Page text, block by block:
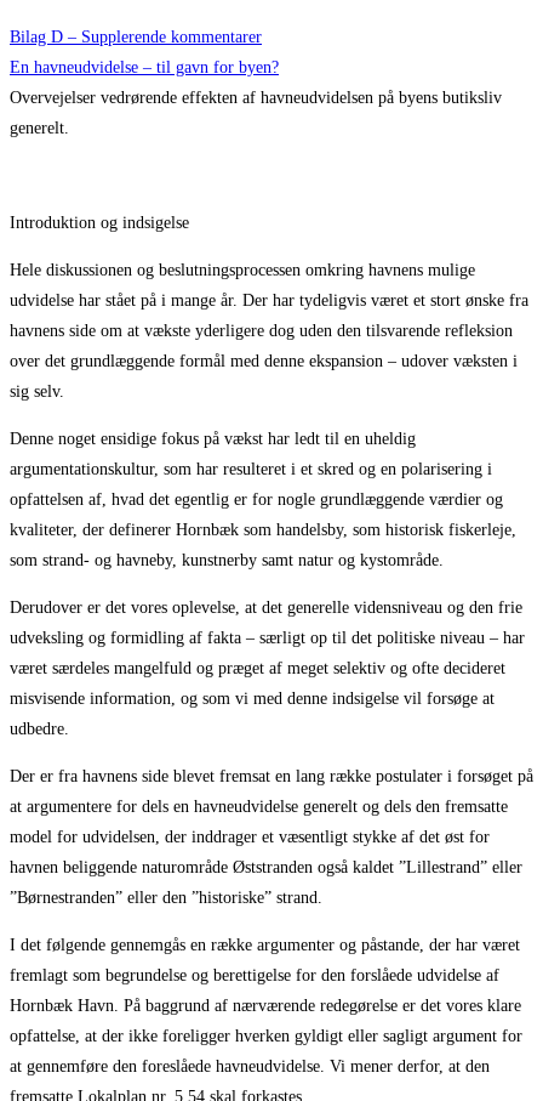
Bilag D – Supplerende kommentarer
En havneudvidelse – til gavn for byen?
Overvejelser vedrørende effekten af havneudvidelsen på byens butiksliv
generelt.
Introduktion og indsigelse
Hele diskussionen og beslutningsprocessen omkring havnens mulige
udvidelse har stået på i mange år. Der har tydeligvis været et stort ønske fra
havnens side om at vækste yderligere dog uden den tilsvarende refleksion
over det grundlæggende formål med denne ekspansion – udover væksten i
sig selv.
Denne noget ensidige fokus på vækst har ledt til en uheldig
argumentationskultur, som har resulteret i et skred og en polarisering i
opfattelsen af, hvad det egentlig er for nogle grundlæggende værdier og
kvaliteter, der definerer Hornbæk som handelsby, som historisk fiskerleje,
som strand- og havneby, kunstnerby samt natur og kystområde.
Derudover er det vores oplevelse, at det generelle vidensniveau og den frie
udveksling og formidling af fakta – særligt op til det politiske niveau – har
været særdeles mangelfuld og præget af meget selektiv og ofte decideret
misvisende information, og som vi med denne indsigelse vil forsøge at
udbedre.
Der er fra havnens side blevet fremsat en lang række postulater i forsøget på
at argumentere for dels en havneudvidelse generelt og dels den fremsatte
model for udvidelsen, der inddrager et væsentligt stykke af det øst for
havnen beliggende naturområde Øststranden også kaldet ”Lillestrand” eller
”Børnestranden” eller den ”historiske” strand.
I det følgende gennemgås en række argumenter og påstande, der har været
fremlagt som begrundelse og berettigelse for den forslåede udvidelse af
Hornbæk Havn. På baggrund af nærværende redegørelse er det vores klare
opfattelse, at der ikke foreligger hverken gyldigt eller sagligt argument for
at gennemføre den foreslåede havneudvidelse. Vi mener derfor, at den
fremsatte Lokalplan nr. 5.54 skal forkastes.